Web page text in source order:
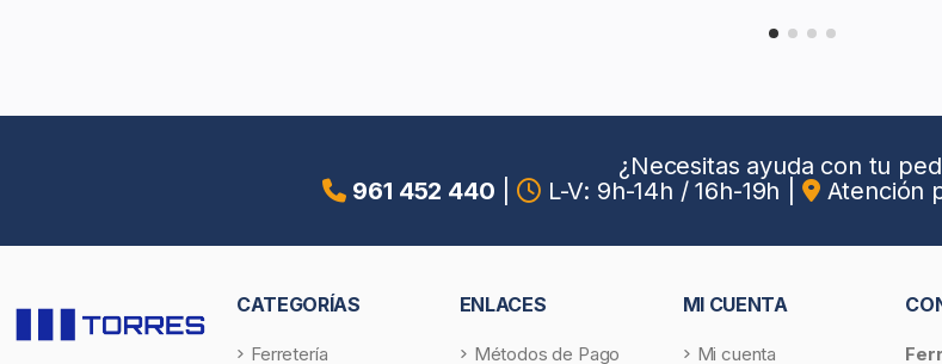
¿Necesitas ayuda con tu
961 452 440
L-V: 9h-14h / 16h-19h Atención
CATEGORÍAS
Ferretería
ENLACES
Métodos de Pago
MI CUENTA
Mi cuenta